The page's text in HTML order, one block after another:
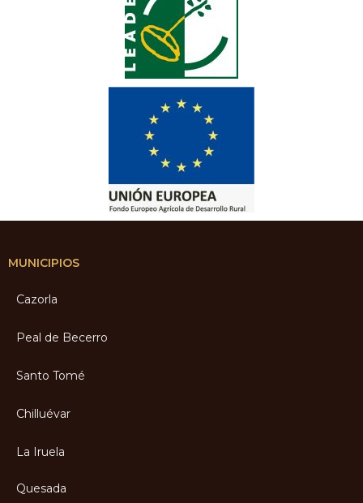
MUNICIPIOS
Cazorla
Peal de Becerro
Santo Tomé
Chilluévar
La Iruela
Quesada